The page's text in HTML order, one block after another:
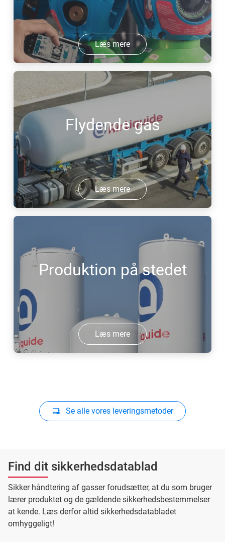
Læs mere
Flydende gas
Læs mere
Produktion på stedet
Læs mere
Se alle vores leveringsmetoder
Find dit sikkerhedsdatablad
Sikker håndtering af gasser forudsætter, at du som bruger
lærer produktet og de gældende sikkerhedsbestemmelser
at kende. Læs derfor altid sikkerhedsdatabladet
omhyggeligt!